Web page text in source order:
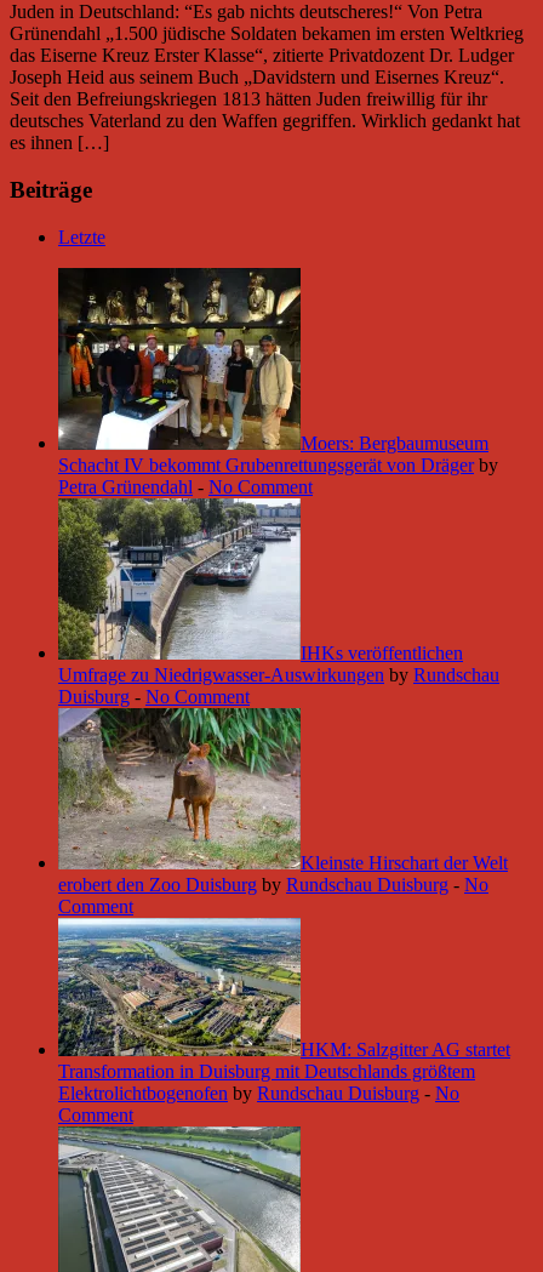
Juden in Deutschland: “Es gab nichts deutscheres!“ Von Petra
Grünendahl „1.500 jüdische Soldaten bekamen im ersten Weltkrieg
das Eiserne Kreuz Erster Klasse“, zitierte Privatdozent Dr. Ludger
Joseph Heid aus seinem Buch „Davidstern und Eisernes Kreuz“.
Seit den Befreiungskriegen 1813 hätten Juden freiwillig für ihr
deutsches Vaterland zu den Waffen gegriffen. Wirklich gedankt hat
es ihnen […]
Beiträge
Letzte
Moers: Bergbaumuseum
Schacht IV bekommt Grubenrettungsgerät von Dräger by
Petra Grünendahl - No Comment
IHKs veröffentlichen
Umfrage zu Niedrigwasser-Auswirkungen by Rundschau
Duisburg - No Comment
Kleinste Hirschart der Welt
erobert den Zoo Duisburg by Rundschau Duisburg - No
Comment
HKM: Salzgitter AG startet
Transformation in Duisburg mit Deutschlands größtem
Elektrolichtbogenofen by Rundschau Duisburg - No
Comment